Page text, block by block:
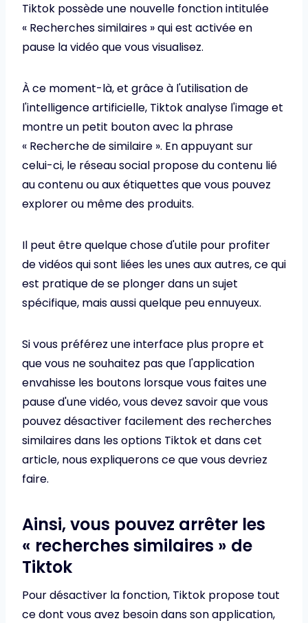
Tiktok possède une nouvelle fonction intitulée
« Recherches similaires » qui est activée en
pause la vidéo que vous visualisez.
À ce moment-là, et grâce à l'utilisation de
l'intelligence artificielle, Tiktok analyse l'image et
montre un petit bouton avec la phrase
« Recherche de similaire ». En appuyant sur
celui-ci, le réseau social propose du contenu lié
au contenu ou aux étiquettes que vous pouvez
explorer ou même des produits.
Il peut être quelque chose d'utile pour profiter
de vidéos qui sont liées les unes aux autres, ce qui
est pratique de se plonger dans un sujet
spécifique, mais aussi quelque peu ennuyeux.
Si vous préférez une interface plus propre et
que vous ne souhaitez pas que l'application
envahisse les boutons lorsque vous faites une
pause d'une vidéo, vous devez savoir que vous
pouvez désactiver facilement des recherches
similaires dans les options Tiktok et dans cet
article, nous expliquerons ce que vous devriez
faire.
Ainsi, vous pouvez arrêter les
« recherches similaires » de
Tiktok
Pour désactiver la fonction, Tiktok propose tout
ce dont vous avez besoin dans son application,